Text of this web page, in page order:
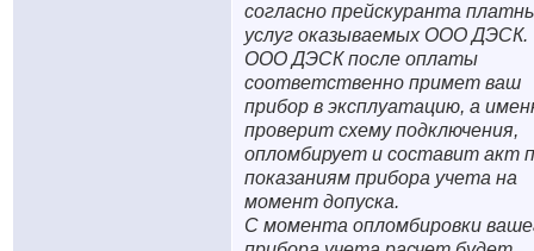
согласно прейскуранта
услуг оказываемых ООО ДЭСК.
ООО ДЭСК после оплаты
соответственно примет ваш
прибор в эксплуатацию, а
проверит схему подключения,
опломбирует и составит акт
показаниям прибора учета на
момент допуска.
С момента опломбировки